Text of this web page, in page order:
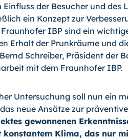
der Besucher und des
ein Konzept zur
IBP sind ein
Erhalt der Prunkräume und
Schreiber, Präsident der
mit dem Fraunhofer IBP.
Untersuchung soll nun ein
neue Ansätze zur
gewonnenen
Klima, das nur